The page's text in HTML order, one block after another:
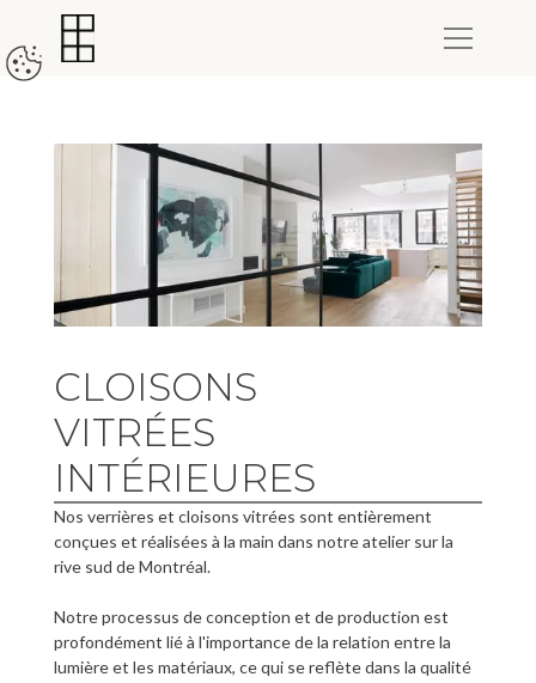
CLOISONS
VITRÉES
INTÉRIEURES
Nos verrières et cloisons vitrées sont entièrement
conçues et réalisées à la main dans notre atelier sur la
rive sud de Montréal.
Notre processus de conception et de production est
profondément lié à l'importance de la relation entre la
lumière et les matériaux, ce qui se reflète dans la qualité